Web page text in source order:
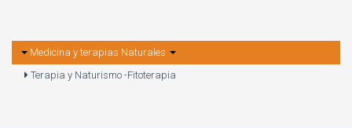
Medicina y terapias Naturales
Terapia y Naturismo -Fitoterapia